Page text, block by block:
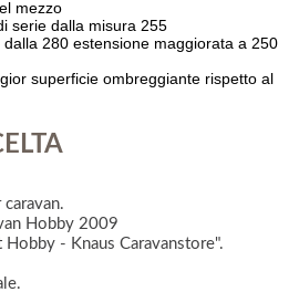
mezzo
serie dalla misura 255
280 estensione maggiorata a 250
superficie ombreggiante rispetto al
Hobby 2009
- Knaus Caravanstore".